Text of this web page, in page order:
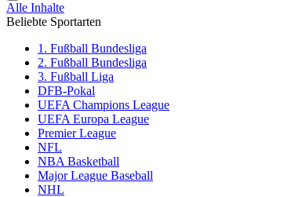
Alle Inhalte
Beliebte Sportarten
1. Fußball Bundesliga
2. Fußball Bundesliga
3. Fußball Liga
DFB-Pokal
UEFA Champions League
UEFA Europa League
Premier League
NFL
NBA Basketball
Major League Baseball
NHL